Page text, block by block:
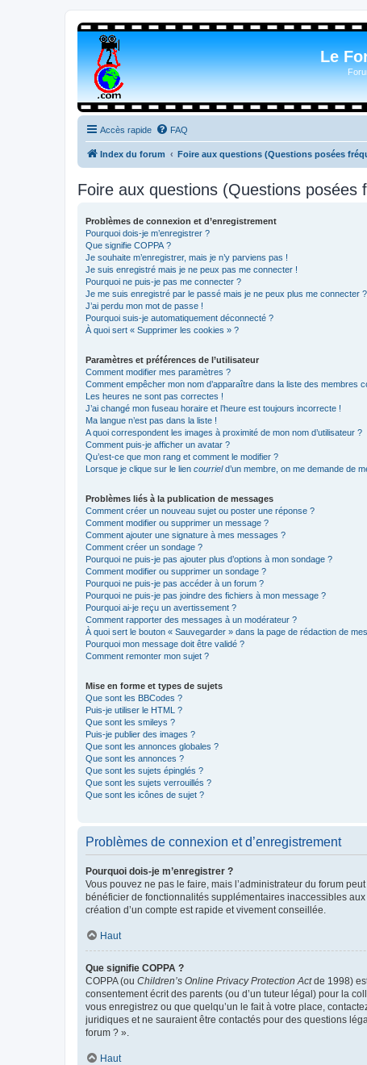
Le
Accès rapide FAQ
Index du forum Foire aux questions (Questions posées
Foire aux questions (Questions posées
Problèmes de connexion et d’enregistrement
Pourquoi dois-je m’enregistrer ?
Que signifie COPPA ?
Je souhaite m’enregistrer, mais je n’y parviens pas !
Je suis enregistré mais je ne peux pas me connecter !
Pourquoi ne puis-je pas me connecter ?
Je me suis enregistré par le passé mais je ne peux plus me connecter
J’ai perdu mon mot de passe !
Pourquoi suis-je automatiquement déconnecté ?
À quoi sert « Supprimer les cookies » ?
Paramètres et préférences de l’utilisateur
Comment modifier mes paramètres ?
Comment empêcher mon nom d’apparaître dans la liste des membres
Les heures ne sont pas correctes !
J’ai changé mon fuseau horaire et l’heure est toujours incorrecte !
Ma langue n’est pas dans la liste !
A quoi correspondent les images à proximité de mon nom d’utilisateur ?
Comment puis-je afficher un avatar ?
Qu’est-ce que mon rang et comment le modifier ?
Lorsque je clique sur le lien courrield’un membre, on me demande de
Problèmes liés à la publication de messages
Comment créer un nouveau sujet ou poster une réponse ?
Comment modifier ou supprimer un message ?
Comment ajouter une signature à mes messages ?
Comment créer un sondage ?
Pourquoi ne puis-je pas ajouter plus d’options à mon sondage ?
Comment modifier ou supprimer un sondage ?
Pourquoi ne puis-je pas accéder à un forum ?
Pourquoi ne puis-je pas joindre des fichiers à mon message ?
Pourquoi ai-je reçu un avertissement ?
Comment rapporter des messages à un modérateur ?
À quoi sert le bouton « Sauvegarder » dans la page de rédaction de
Pourquoi mon message doit être validé ?
Comment remonter mon sujet ?
Mise en forme et types de sujets
Que sont les BBCodes ?
Puis-je utiliser le HTML ?
Que sont les smileys ?
Puis-je publier des images ?
Que sont les annonces globales ?
Que sont les annonces ?
Que sont les sujets épinglés ?
Que sont les sujets verrouillés ?
Que sont les icônes de sujet ?
Problèmes de connexion et d’enregistrement
Pourquoi dois-je m’enregistrer ?
Vous pouvez ne pas le faire, mais l’administrateur du forum
bénéficier de fonctionnalités supplémentaires inaccessibles
création d’un compte est rapide et vivement conseillée.
Haut
Que signifie COPPA ?
COPPA (ou Children’s Online Privacy Protection Actde 1998)
consentement écrit des parents (ou d’un tuteur légal) pour la
vous enregistrez ou que quelqu’un le fait à votre place,
juridiques et ne sauraient être contactés pour des questions
forum ? ».
Haut